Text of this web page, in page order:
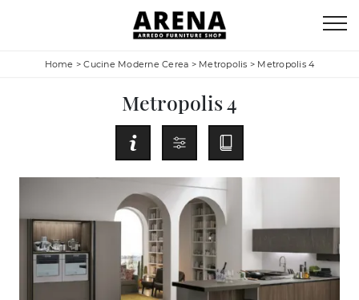
Home >Cucine Moderne Cerea > Metropolis > Metropolis 4
Metropolis 4